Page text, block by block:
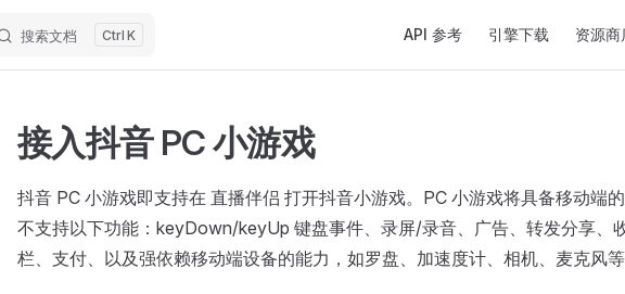
搜索文档 K API 参考 引擎下载 资源商
接入抖音 PC 小游戏
抖音 PC 小游戏即支持在​ 直播伴侣 打开抖音小游戏。PC 小游戏将具备移动端
不支持以下功能：keyDown/keyUp 键盘事件、录屏/录音​、​广告​、转发分享、
栏、支付、以及强依赖移动端设备的能力，如罗盘、加速度计、相机、麦克风等​